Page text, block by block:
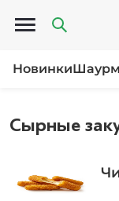
Открыть меню
Новинки
Сырные